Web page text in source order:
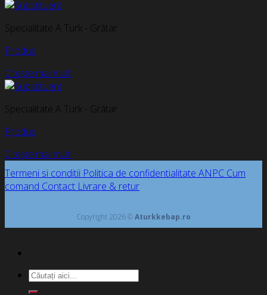
Specialitate A Turk - Grătar
Produs
Citește mai mult
Specialitate A Turk - Grătar
Produs
Citește mai mult
Termeni si conditii Politica de confidentialitate ANPC Cum
comand Contact Livrare & retur
Copyright 2026 ©Aturkkebap.ro
Caută
după: